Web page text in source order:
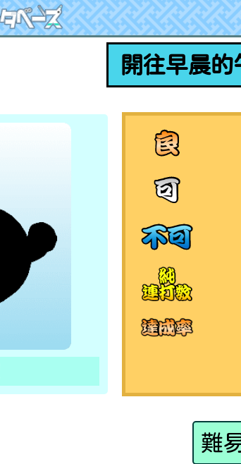
開往早晨的
難